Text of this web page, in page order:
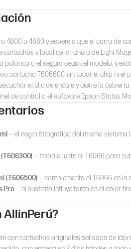
4800 o 4880 y espere a que el carro de
y localice la ranura de Light
palanca o el seguro según el modelo, y
cartucho T606600 sin tocar el chip ni el
el clic de encaje y cierre la cubierta.
de control o el software Epson Status
— el negro fotográfico del mismo
— trabaja junto al T6066 para
(T606500)— complementa el T6066 en
Pro— el sustrato influye tanto en el color
AllinPerú?
con cartuchos originales sellados de